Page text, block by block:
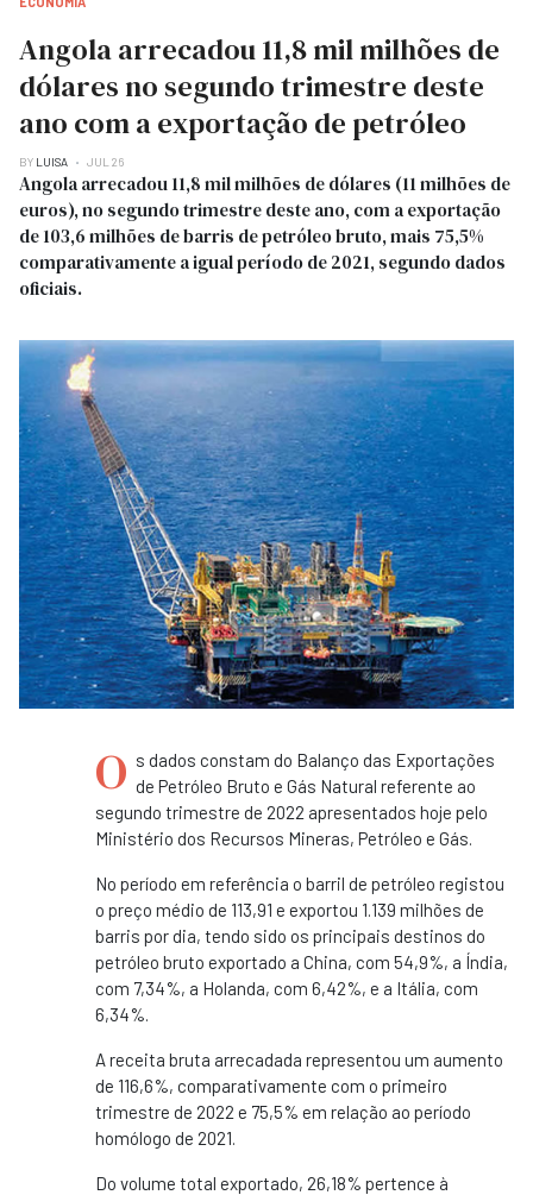
Angola arrecadou 11,8 mil milhões de
dólares no segundo trimestre deste
ano com a exportação de petróleo
BY LUISA JUL 26
Angola arrecadou 11,8 mil milhões de dólares (11 milhões de
euros), no segundo trimestre deste ano, com a exportação
de 103,6 milhões de barris de petróleo bruto, mais 75,5%
comparativamente a igual período de 2021, segundo dados
oficiais.
O s dados constam do Balanço das Exportações
de Petróleo Bruto e Gás Natural referente ao
segundo trimestre de 2022 apresentados hoje pelo
Ministério dos Recursos Mineras, Petróleo e Gás.
No período em referência o barril de petróleo registou
o preço médio de 113,91 e exportou 1.139 milhões de
barris por dia, tendo sido os principais destinos do
petróleo bruto exportado a China, com 54,9%, a Índia,
com 7,34%, a Holanda, com 6,42%, e a Itália, com
6,34%.
A receita bruta arrecadada representou um aumento
de 116,6%, comparativamente com o primeiro
trimestre de 2022 e 75,5% em relação ao período
homólogo de 2021.
Do volume total exportado, 26,18% pertence à